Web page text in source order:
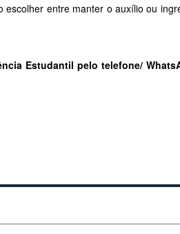
entre manter o auxílio ou
Estudantil pelo telefone/